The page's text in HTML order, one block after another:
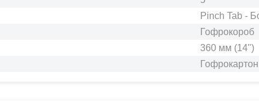
Pinch Tab -
Гофрокороб
360 мм (14")
Гофрокартон